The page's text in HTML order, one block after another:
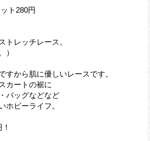
ト280円
トレッチレース。
）
すから肌に優しいレースです。
カートの裾に
バッグなどなど
ホビーライフ。